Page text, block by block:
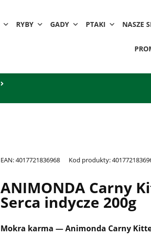
RYBY GADY PTAKI NASZE
EAN:4017721836968 Kod produkty:
ANIMONDA Carny
Serca indycze 200g
Mokra karma — Animonda Carny